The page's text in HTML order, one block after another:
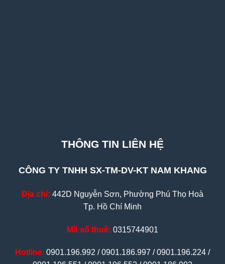
THÔNG TIN LIÊN HỆ
CÔNG TY TNHH SX-TM-DV-KT NAM KHANG
Địa chỉ: 442D Nguyễn Sơn, Phường Phú Thọ Hoà
Tp. Hồ Chí Minh
Mã số thuế: 0315744901
Hotline: 0901.196.992 / 0901.186.997 / 0901.196.224 /